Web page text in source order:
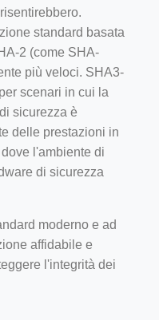
standard basata
2 (come SHA-
più veloci. SHA3-
scenari in cui la
sicurezza è
delle prestazioni in
l'ambiente di
di sicurezza
moderno e ad
affidabile e
l'integrità dei